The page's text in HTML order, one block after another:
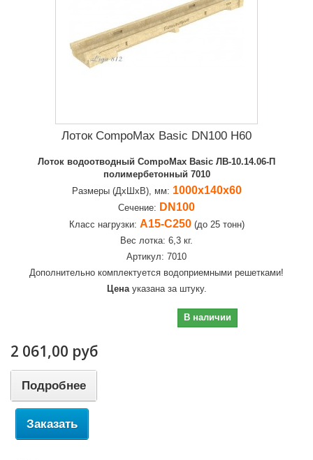
Лоток CompoMax Basic DN100 H60
Лоток водоотводный CompoMax Basic ЛВ-10.14.06-П
полимербетонный 7010
Размеры (ДхШхВ), мм: 1000х140х60
Сечение: DN100
Класс нагрузки: А15-С250(до 25 тонн)
Вес лотка: 6,3 кг.
Артикул: 7010
Дополнительно комплектуется водоприемными решетками!
Ценауказана за штуку.
В наличии
2 061,00 руб
Подробнее
Заказать